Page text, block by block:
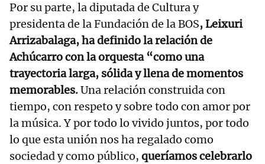
Por su parte, la diputada de Cultura y
presidenta de la Fundación de la BOS, Leixuri
Arrizabalaga,ha definido la relación de
Achúcarro con la orquesta “como una
trayectoria larga, sólida y llena de momentos
memorables.Una relación construida con
tiempo, con respeto y sobre todo con amor por
la música. Y por todo lo vivido juntos, por todo
lo que esta unión nos ha regalado como
sociedad y como público, queríamos celebrarlo